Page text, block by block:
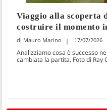
Viaggio alla scoperta
costruire il momento
Mauro Marino 17/07/2026
Analizziamo cosa è successo
cambiata la partita. Foto di Ray